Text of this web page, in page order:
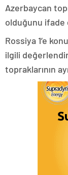
Azerbaycan
olduğunu ifade
Rossiya 1’e
ilgili
topraklarının